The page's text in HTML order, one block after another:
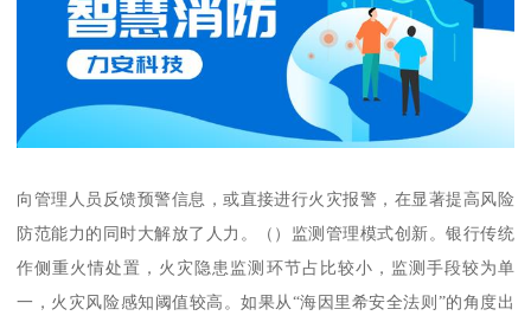
向管理人员反馈预警信息，或直接进行火灾报警，在显著提高风险
防范能力的同时大解放了人力。（）监测管理模式创新。银行传统
作侧重火情处置，火灾隐患监测环节占比较小，监测手段较为单
一，火灾风险感知阈值较高。如果从“海因里希安全法则”的角度出